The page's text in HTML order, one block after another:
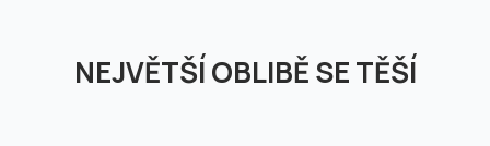
NEJVĚTŠÍ OBLIBĚ SE TĚŠÍ